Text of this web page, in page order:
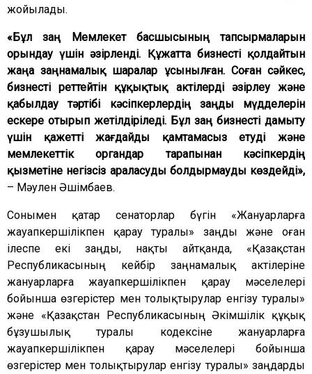
жойылады.
«Бұл заң Мемлекет басшысының тапсырмаларын
орындау үшін әзірленді. Құжатта бизнесті қолдайтын
жаңа заңнамалық шаралар ұсынылған. Соған сәйкес,
бизнесті реттейтін құқықтық актілерді әзірлеу және
қабылдау тәртібі кәсіпкерлердің заңды мүдделерін
ескере отырып жетілдіріледі. Бұл заң бизнесті дамыту
үшін қажетті жағдайды қамтамасыз етуді және
мемлекеттік органдар тарапынан кәсіпкердің
қызметіне негізсіз араласуды болдырмауды көздейді»,
– Мәулен Әшімбаев.
Сонымен қатар сенаторлар бүгін «Жануарларға
жауапкершілікпен қарау туралы» заңды және оған
ілеспе екі заңды, нақты айтқанда, «Қазақстан
Республикасының кейбір заңнамалық актілеріне
жануарларға жауапкершілікпен қарау мәселелері
бойынша өзгерістер мен толықтырулар енгізу туралы»
және «Қазақстан Республикасының Әкімшілік құқық
бұзушылық туралы кодексіне жануарларға
жауапкершілікпен қарау мәселелері бойынша
өзгерістер мен толықтырулар енгізу туралы» заңдарды